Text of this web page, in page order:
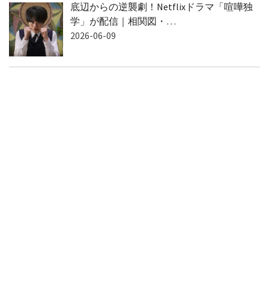
底辺からの逆襲劇！Netflixドラマ「喧嘩独
学」が配信｜相関図・…
2026-06-09